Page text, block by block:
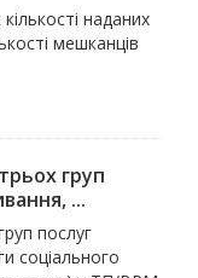
наданих
мешканців
груп
...
послуг
соціального